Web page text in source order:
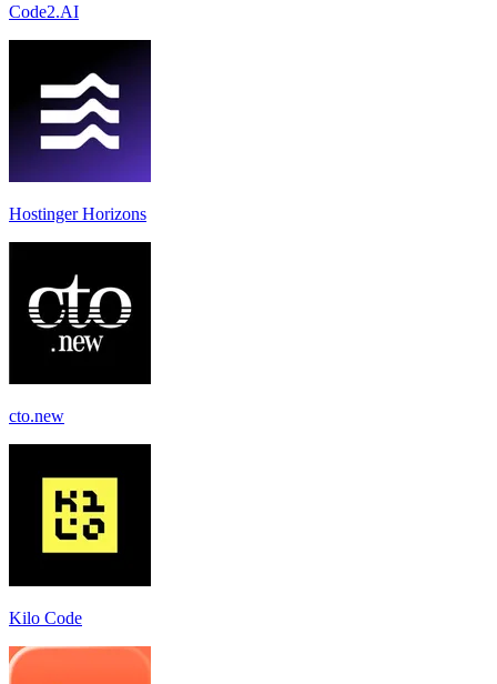
Code2.AI
Hostinger Horizons
cto.new
Kilo Code